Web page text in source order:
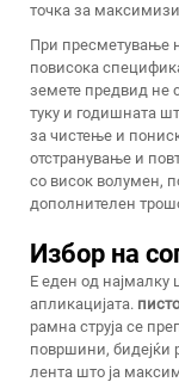
точка за
При пресметување
повисока
земете предвид не
туку и годишната
за чистење и
отстранување и
со висок волумен,
дополнителен
Избор на
Е еден од најмалку
апликацијата.
рамна струја се
површини, бидејќи
лента што ја